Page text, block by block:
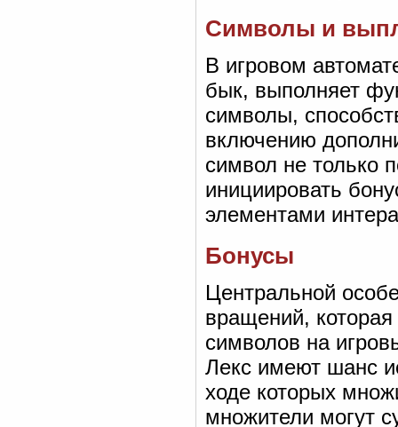
Символы и
В игровом
бык, выполняет
символы,
включению
символ не только
инициировать
элементами
Бонусы
Центральной
вращений,
символов на
Лекс имеют шанс
ходе которых
множители могут